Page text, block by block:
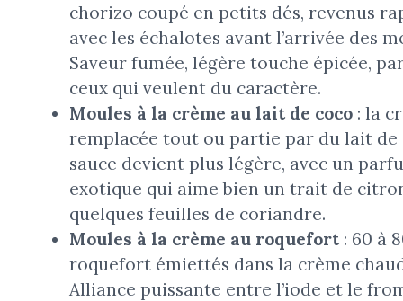
chorizo coupé en petits dés, revenus
avec les échalotes avant l’arrivée des
Saveur fumée, légère touche épicée,
ceux qui veulent du caractère.
Moules à la crème au lait de coco : la
remplacée tout ou partie par du lait de
sauce devient plus légère, avec un
exotique qui aime bien un trait de
quelques feuilles de coriandre.
Moules à la crème au roquefort : 60 à
roquefort émiettés dans la crème
Alliance puissante entre l’iode et le